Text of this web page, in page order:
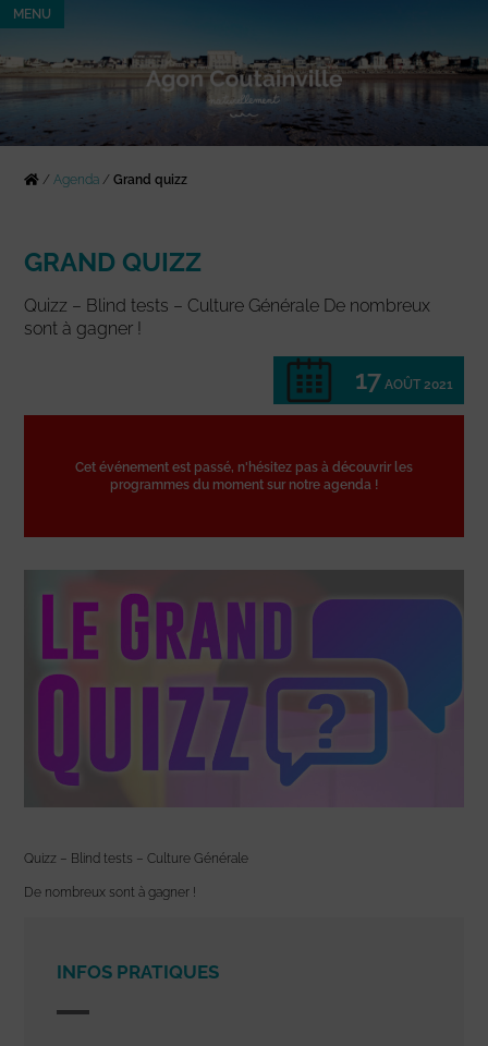
MENU
/Agenda /Grand quizz
GRAND QUIZZ
Quizz – Blind tests – Culture Générale De nombreux
sont à gagner !
17 AOÛT 2021
Cet événement est passé, n'hésitez pas à découvrir les
programmes du moment sur notre agenda !
Quizz – Blind tests – Culture Générale
De nombreux sont à gagner !
INFOS PRATIQUES